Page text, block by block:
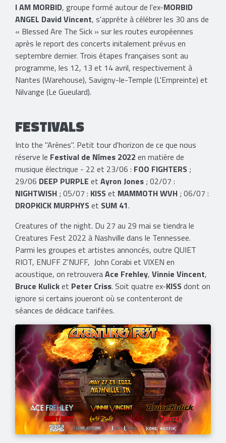
I AM MORBID, groupe formé autour de l'ex-MORBID
ANGEL David Vincent, s'apprête à célébrer les 30 ans de
« Blessed Are The Sick » sur les routes européennes
après le report des concerts initalement prévus en
septembre dernier. Trois étapes françaises sont au
programme, les 12, 13 et 14 avril, respectivement à
Nantes (Warehouse), Savigny-le-Temple (L'Empreinte) et
Nilvange (Le Gueulard).
FESTIVALS
Into the "Arènes". Petit tour d'horizon de ce que nous
réserve le Festival de Nîmes 2022 en matière de
musique électrique - 22 et 23/06 : FOO FIGHTERS ;
29/06 DEEP PURPLE et Ayron Jones ; 02/07 :
NIGHTWISH ; 05/07 : KISSet MAMMOTH WVH ; 06/07 :
DROPKICK MURPHYSet SUM 41.
Creatures of the night. Du 27 au 29 mai se tiendra le
Creatures Fest 2022 à Nashville dans le Tennessee.
Parmi les groupes et artistes annoncés, outre QUIET
RIOT, ENUFF Z'NUFF, John Corabi et VIXEN en
acoustique, on retrouveraAce Frehley, Vinnie Vincent,
Bruce Kulicket Peter Criss. Soit quatre ex-KISSdont on
ignore si certains joueront où se contenteront de
séances de dédicace tarifées.